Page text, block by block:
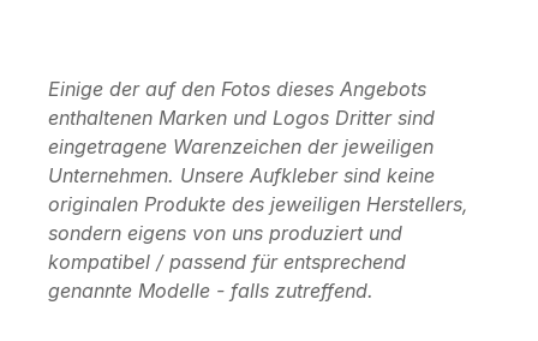
Einige der auf den Fotos dieses Angebots
enthaltenen Marken und Logos Dritter sind
eingetragene Warenzeichen der jeweiligen
Unternehmen. Unsere Aufkleber sind keine
originalen Produkte des jeweiligen Herstellers,
sondern eigens von uns produziert und
kompatibel / passend für entsprechend
genannte Modelle - falls zutreffend.